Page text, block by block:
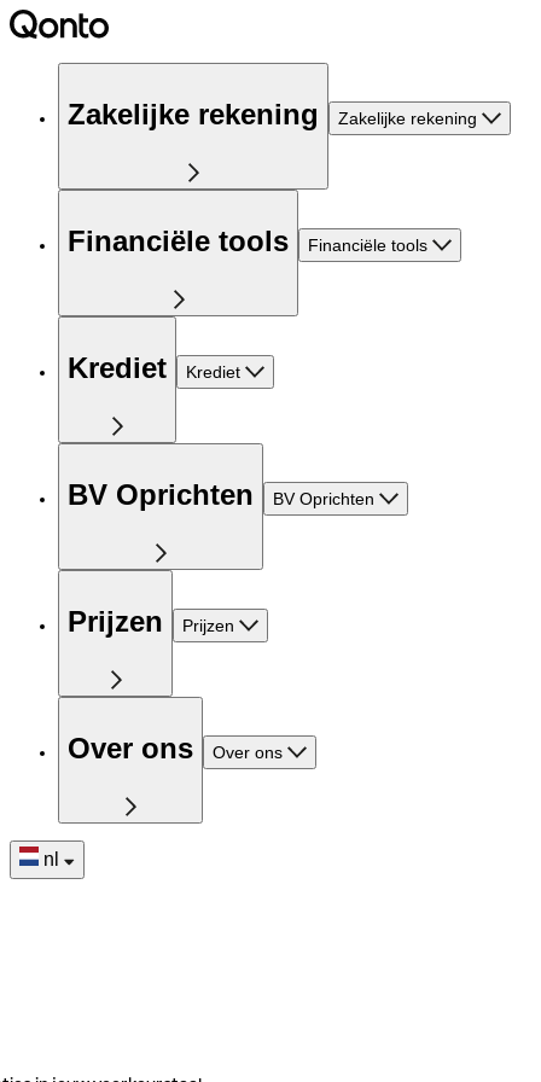
Zakelijke rekening Zakelijke rekening
Financiële tools Financiële tools
Krediet Krediet
BV Oprichten BV Oprichten
Prijzen Prijzen
Over ons Over ons
nl